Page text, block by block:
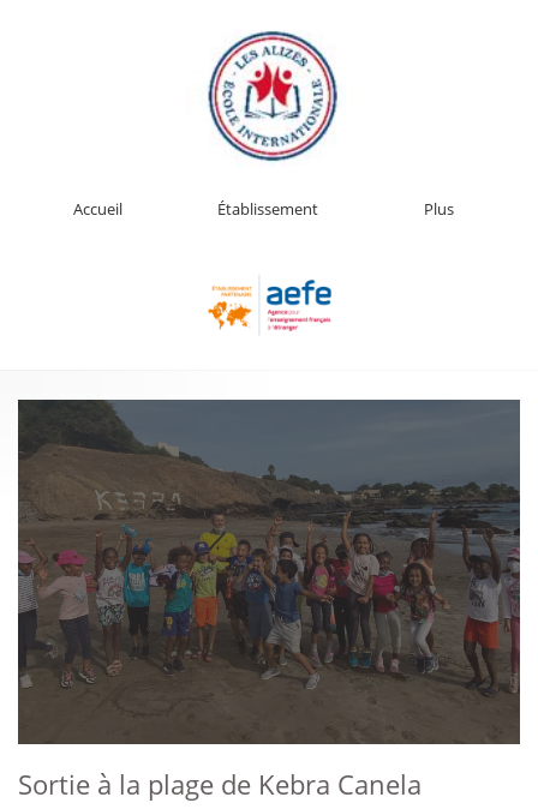
Accueil Établissement Plus
Sortie à la plage de Kebra Canela